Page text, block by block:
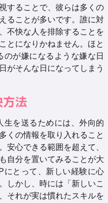
することで、彼らは多くの
ることが多いです。誰に対
不快な人を排除することを
とになりかねません。ほと
が嫌になるような嫌な日
がそんな日になってしまう
法
生を送るためには、外向的
くの情報を取り入れること
安心できる範囲を超えて、
自分を置いてみることが大
にとって、新しい経験に心
しかし、時には「新しいこ
それが実は慣れたスキルを